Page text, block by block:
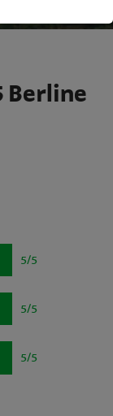
Berline
5/5
5/5
5/5